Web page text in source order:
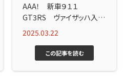
AAA！ 新車９１１
GT3RS ヴァイザッハ入
庫！！ トリデックス守谷
店！！
2025.03.22
この記事を読む